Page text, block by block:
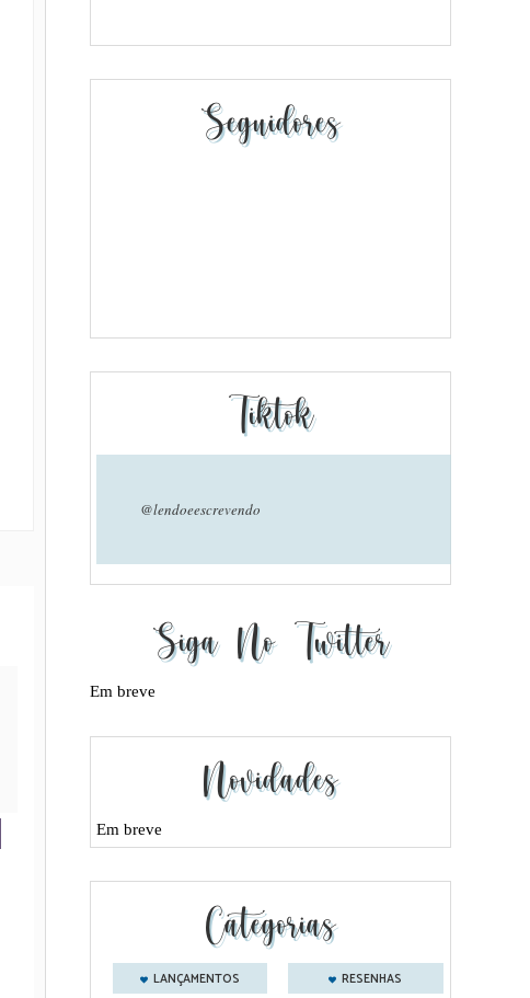
Seguidores
Tiktok
@lendoeescrevendo
Siga No Twitter
Em breve
Novidades
Em breve
Categorias
LANÇAMENTOS RESENHAS